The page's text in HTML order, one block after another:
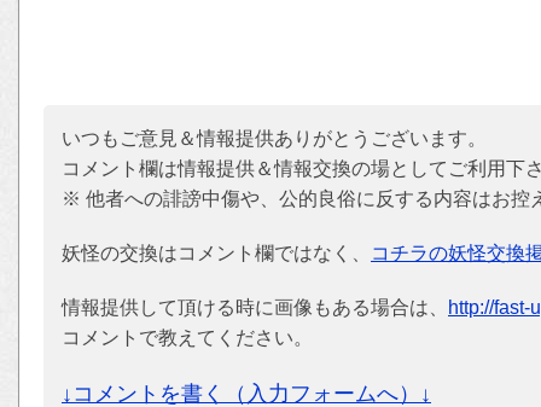
いつもご意見＆情報提供ありがとうございます。
コメント欄は情報提供＆情報交換の場としてご利用下
※ 他者への誹謗中傷や、公的良俗に反する内容はお控
妖怪の交換はコメント欄ではなく、 コチラの妖怪交換
情報提供して頂ける時に画像もある場合は、
http://fast-
コメントで教えてください。
↓コメントを書く（入力フォームへ）↓